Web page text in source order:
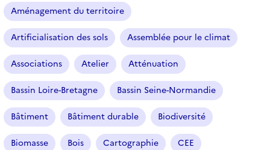
Aménagement du territoire
Artificialisation des sols Assemblée pour le climat
Associations Atelier Atténuation
Bassin Loire-Bretagne Bassin Seine-Normandie
Bâtiment Bâtiment durable Biodiversité
Biomasse Bois Cartographie CEE